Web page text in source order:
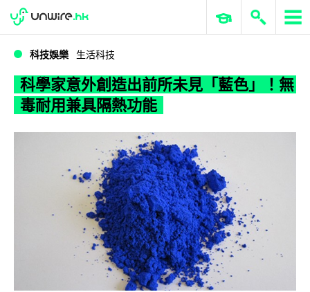
WWDC 2026 ERP 與商業 AI
科技娛樂 生活科技
科學家意外創造出前所未見「藍色」！無
毒耐用兼具隔熱功能